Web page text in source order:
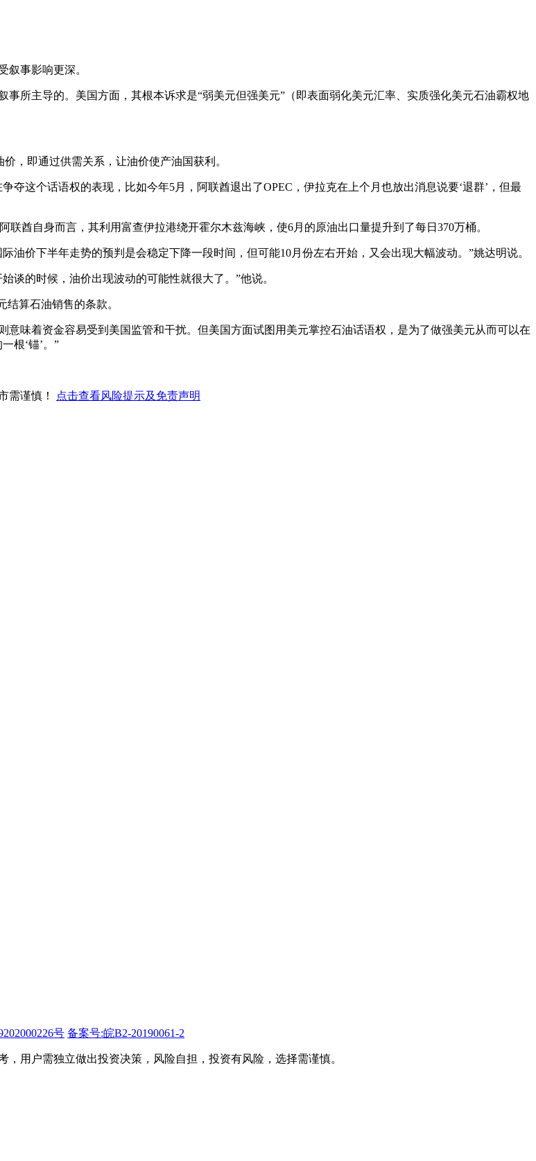
叙事影响更深。
所主导的。美国方面，其根本诉求是“弱美元但强美元”（即表面弱化美元汇率、实质强化美元石油霸权地
，即通过供需关系，让油价使产油国获利。
夺这个话语权的表现，比如今年5月，阿联酋退出了OPEC，伊拉克在上个月也放出消息说要‘退群’，但最
联酋自身而言，其利用富查伊拉港绕开霍尔木兹海峡，使6月的原油出口量提升到了每日370万桶。
价下半年走势的预判是会稳定下降一段时间，但可能10月份左右开始，又会出现大幅波动。”姚达明说。
谈的时候，油价出现波动的可能性就很大了。”他说。
结算石油销售的条款。
味着资金容易受到美国监管和干扰。但美国方面试图用美元掌控石油话语权，是为了做强美元从而可以在
根‘锚’。”
需谨慎！ 点击查看风险提示及免责声明
号 备案号:皖B2-20190061-2
用户需独立做出投资决策，风险自担，投资有风险，选择需谨慎。